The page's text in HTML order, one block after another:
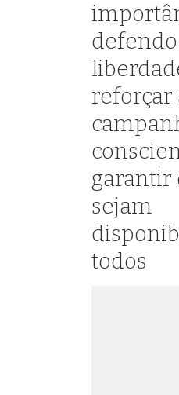
reforçar
garantir
sejam
todos